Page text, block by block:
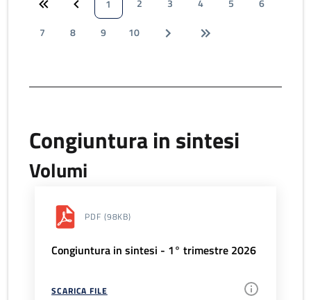
1 2 3 4 5
6
7
8 9 10
Congiuntura in sintesi
Volumi
PDF (98KB)
Congiuntura in sintesi - 1° trimestre 2026
SCARICA FILE